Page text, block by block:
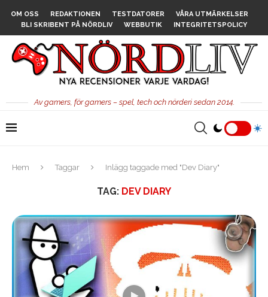
OM OSS REDAKTIONEN TESTDATORER
VÅRA UTMÄRKELSER
BLI SKRIBENT PÅ NÖRDLIV
WEBBUTIK INTEGRITETSPOLICY
Av gamers, för gamers – spel, tech och nörderi sedan 2014.
Hem Taggar Inlägg taggade med "Dev Diary"
TAG: DEV DIARY